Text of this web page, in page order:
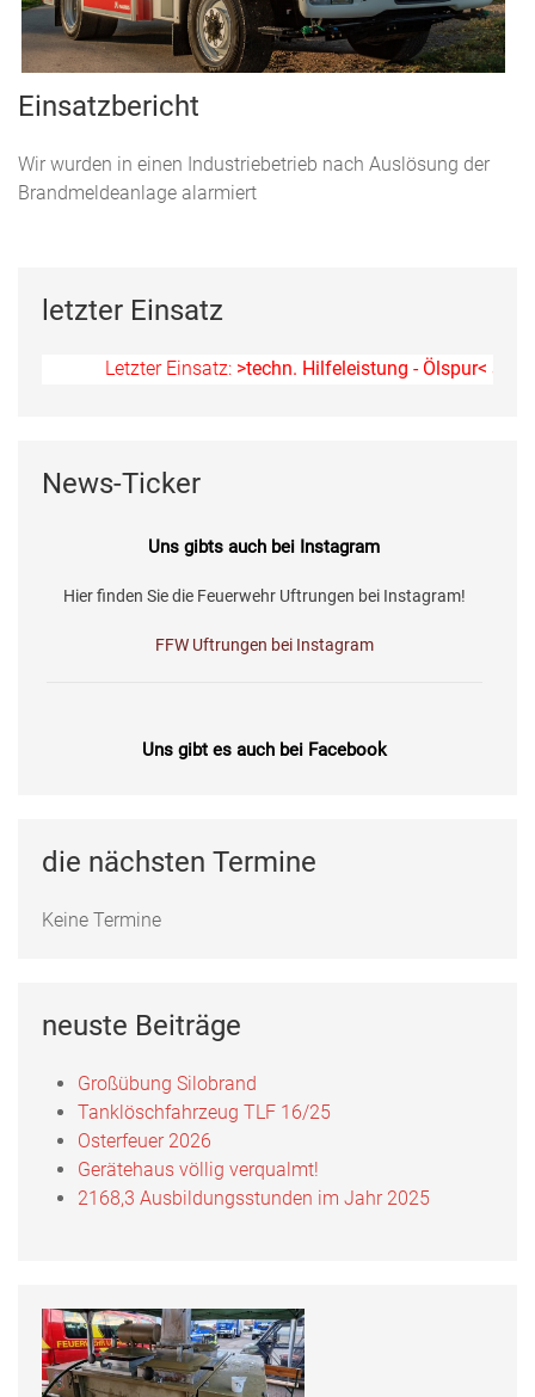
Einsatzbericht
Wir wurden in einen Industriebetrieb nach Auslösung der
Brandmeldeanlage alarmiert
letzter Einsatz
Letzter Einsatz:>techn. Hilfeleistung - Ölspur<am
News-Ticker
Uns gibts auch bei Instagram
Hier finden Sie die Feuerwehr Uftrungen bei Instagram!
FFW Uftrungen bei Instagram
Uns gibt es auch bei Facebook
Feuerwehr Uftrungen bei Facebook
die nächsten Termine
Keine Termine
neuste Beiträge
Großübung Silobrand
Tanklöschfahrzeug TLF 16/25
Osterfeuer 2026
Gerätehaus völlig verqualmt!
2168,3 Ausbildungsstunden im Jahr 2025